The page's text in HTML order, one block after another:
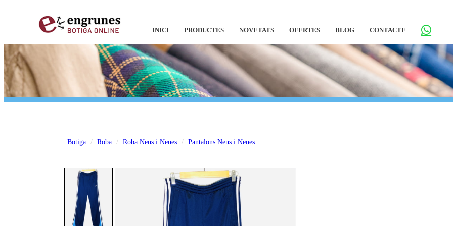
INICI PRODUCTES NOVETATS OFERTES BLOG CONTACTE
Botiga Roba Roba Nens i Nenes Pantalons Nens i Nenes